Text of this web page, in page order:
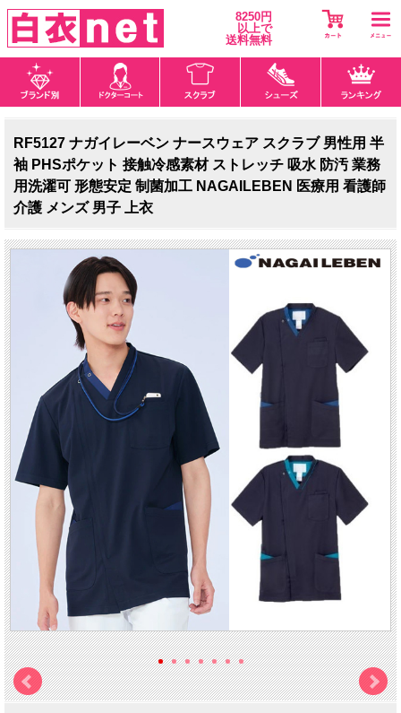
8250円
以上で
送料無料
RF5127 ナガイレーベン ナースウェア スクラブ 男性用 半
袖 PHSポケット 接触冷感素材 ストレッチ 吸水 防汚 業務
用洗濯可 形態安定 制菌加工 NAGAILEBEN 医療用 看護師
介護 メンズ 男子 上衣